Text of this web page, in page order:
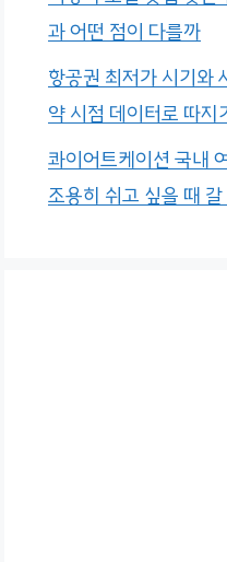
과 어떤 점이 다를까
항공권 최저가 시기와
약 시점 데이터로 따지
콰이어트케이션 국내
조용히 쉬고 싶을 때